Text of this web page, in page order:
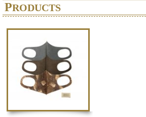
PRODUCTS